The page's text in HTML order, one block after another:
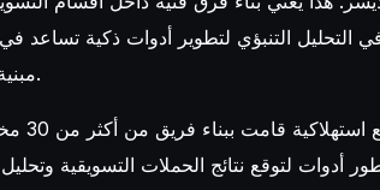
التحليل التنبؤي لتطوير أدوات ذكية تساعد
مبنية على البيانات.
أحد
أدوات لتوقع نتائج الحملات التسويقية وتحليل